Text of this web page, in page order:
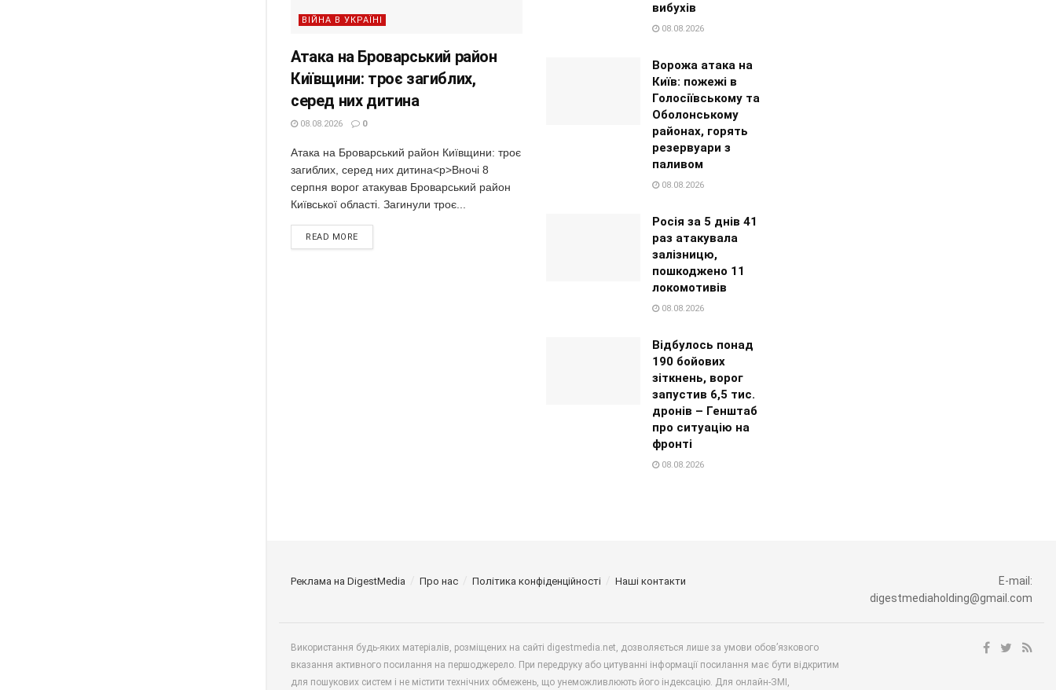
ВІЙНА В УКРАЇНІ
Атака на Броварський район
Київщини: троє загиблих,
серед них дитина
08.08.2026 0
Атака на Броварський район Київщини: троє
загиблих, серед них дитина<p>Вночі 8
серпня ворог атакував Броварський район
Київської області. Загинули троє...
READ MORE
вибухів
08.08.2026
Ворожа атака на
Київ: пожежі в
Голосіївському та
Оболонському
районах, горять
резервуари з
паливом
08.08.2026
Росія за 5 днів 41
раз атакувала
залізницю,
пошкоджено 11
локомотивів
08.08.2026
Відбулось понад
190 бойових
зіткнень, ворог
запустив 6,5 тис.
дронів – Генштаб
про ситуацію на
фронті
08.08.2026
Реклама на DigestMedia Про нас Політика конфіденційності Наші контакти
E-mail:
digestmediaholding@gmail.com
Використання будь-яких матеріалів, розміщених на сайті digestmedia.net, дозволяється лише за умови обов’язкового
вказання активного посилання на першоджерело. При передруку або цитуванні інформації посилання має бути відкритим
для пошукових систем і не містити технічних обмежень, що унеможливлюють його індексацію. Для онлайн-ЗМІ,